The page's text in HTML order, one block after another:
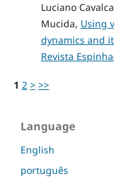
Luciano
Mucida, Using
dynamics and
Revista
1 2 > >>
Language
English
português